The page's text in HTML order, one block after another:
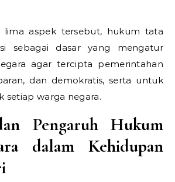
lima aspek tersebut, hukum tata
sebagai dasar yang mengatur
agar tercipta pemerintahan
dan demokratis, serta untuk
setiap warga negara.
Pengaruh Hukum
dalam Kehidupan